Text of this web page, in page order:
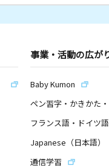
事業・活動の広が
Baby Kumon
ペン習字・かきかた
フランス語・ドイツ語
Japanese（日本語）
通信学習